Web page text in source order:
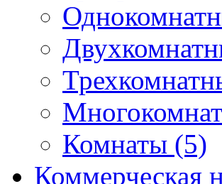
Комнаты (5)
Коммерческая